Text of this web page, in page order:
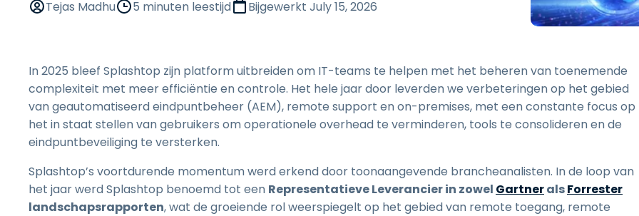
Wacom
Toegang op afstand voor
Labo's
Endpoint-beveiliging
Ontdek alle behoeften Ontdek
Tejas Madhu 5 minuten leestijd Bijgewerkt July 15, 2026
In 2025 bleef Splashtop zijn platform uitbreiden om IT-teams te helpen met het beheren van toenemende
complexiteit met meer efficiëntie en controle. Het hele jaar door leverden we verbeteringen op het gebied
van geautomatiseerd eindpuntbeheer (AEM), remote support en on-premises, met een constante focus op
het in staat stellen van gebruikers om operationele overhead te verminderen, tools te consolideren en de
eindpuntbeveiliging te versterken.
Splashtop’s voortdurende momentum werd erkend door toonaangevende brancheanalisten. In de loop van
het jaar werd Splashtop benoemd tot een Representatieve Leverancier in zowel GartneralsForrester
landschapsrapporten, wat de groeiende rol weerspiegelt op het gebied van remote toegang, remote